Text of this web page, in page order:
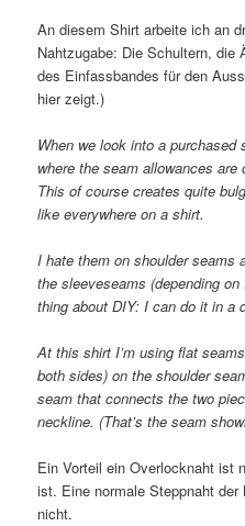
An diesem Shirt arbeite ich an
Nahtzugabe: Die Schultern, die
des Einfassbandes für den
hier zeigt.)
When we look into a purchased
where the seam allowances
This of course creates quite
like everywhere on a shirt.
I hate them on shoulder seams
the sleeveseams (depending
thing about DIY: I can do it in a
At this shirt I’m using flat
both sides) on the shoulder
seam that connects the two
neckline. (That’s the seam
Ein Vorteil ein Overlocknaht ist
ist. Eine normale Steppnaht
nicht.